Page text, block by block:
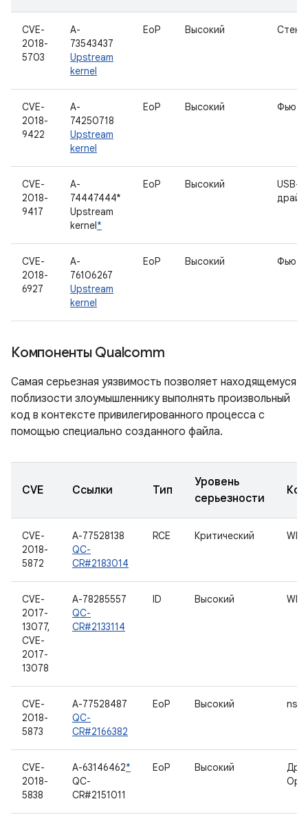
CVE-
2018-
5703
A-
73543437
Upstream
kernel
EoP Высокий Стек
CVE-
2018-
9422
A-
74250718
Upstream
kernel
EoP Высокий
CVE-
2018-
9417
A-
74447444*
Upstream
kernel*
EoP Высокий
USB-
CVE-
2018-
6927
A-
76106267
Upstream
kernel
EoP Высокий
Компоненты Qualcomm
Самая серьезная уязвимость позволяет находящемуся
поблизости злоумышленнику выполнять произвольный
код в контексте привилегированного процесса с
помощью специально созданного файла.
CVE Ссылки Тип
Уровень
серьезности
CVE-
2018-
5872
A-77528138
QC-
CR#2183014
RCE Критический
CVE-
2017-
13077,
CVE-
2017-
13078
A-78285557
QC-
CR#2133114
ID Высокий
CVE-
2018-
5873
A-77528487
QC-
CR#2166382
EoP Высокий nsfs
CVE-
2018-
5838
A-63146462*
QC-
CR#2151011
EoP Высокий